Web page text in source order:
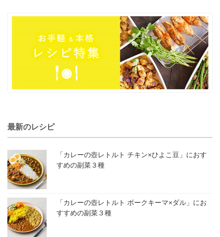
最新のレシピ
「カレーの壺レトルト チキン×ひよこ豆」におす
すめの副菜３種
「カレーの壺レトルト ポークキーマ×ダル」にお
すすめの副菜３種